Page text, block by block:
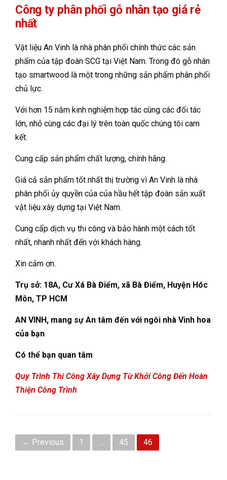
Công ty phân phối gỗ nhân tạo giá rẻ
nhất
Vật liệu An Vinh là nhà phân phối chính thức các sản
phẩm của tập đoàn SCG tại Việt Nam. Trong đó gỗ nhân
tạo smartwood là một trong những sản phẩm phân phối
chủ lực.
Với hơn 15 năm kinh nghiệm hợp tác cùng các đối tác
lớn, nhỏ cùng các đại lý trên toàn quốc chúng tôi cam
kết:
Cung cấp sản phẩm chất lượng, chính hãng.
Giá cả sản phẩm tốt nhất thị trường vì An Vinh là nhà
phân phối ủy quyền của của hầu hết tập đoàn sản xuất
vật liệu xây dựng tại Việt Nam.
Cung cấp dịch vụ thi công và bảo hành một cách tốt
nhất, nhanh nhất đến với khách hàng.
Xin cảm ơn.
Trụ sở: 18A, Cư Xá Bà Điểm, xã Bà Điểm, Huyện Hóc
Môn, TP HCM
AN VINH, mang sự An tâm đến với ngôi nhà Vinh hoa
của bạn
Có thể bạn quan tâm
Quy Trình Thi Công Xây Dựng Từ Khởi Công Đến Hoàn
Thiện Công Trình
← Previous 1 … 45 46